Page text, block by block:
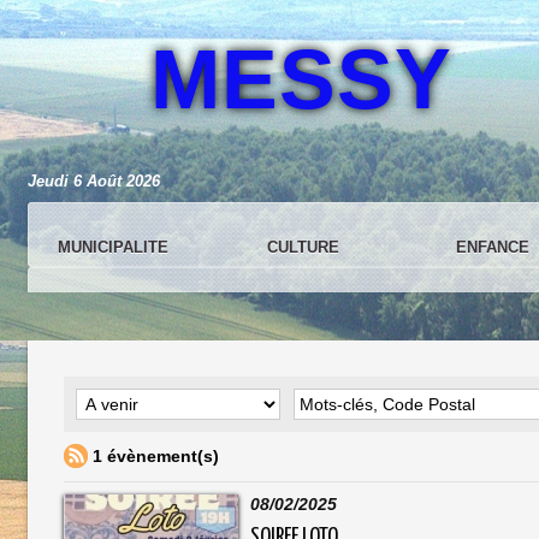
MESSY
Jeudi 6 Août 2026
MUNICIPALITE CULTURE ENFANCE
1 évènement(s)
08/02/2025